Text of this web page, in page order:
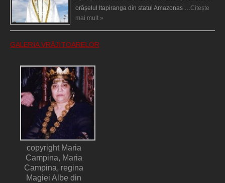
orășelul Itapiranga din statul Amazonas …Citește
mai mult »
GALERIA VRĂJITOARELOR
copyright Maria
Campina, Maria
Campina, regina
Magiei Albe din